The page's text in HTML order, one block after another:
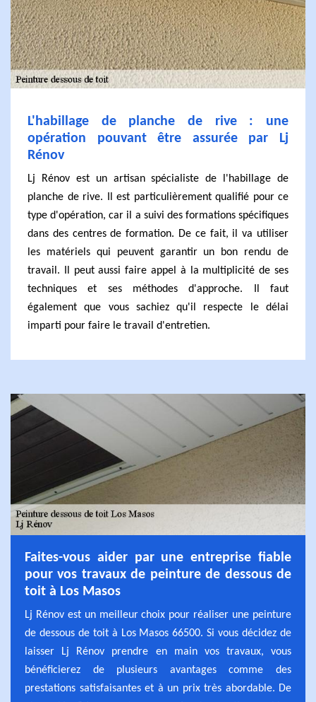
L'habillage de planche de rive : une
opération pouvant être assurée par Lj
Rénov
Lj Rénov est un artisan spécialiste de l'habillage de
planche de rive. Il est particulièrement qualifié pour ce
type d'opération, car il a suivi des formations spécifiques
dans des centres de formation. De ce fait, il va utiliser
les matériels qui peuvent garantir un bon rendu de
travail. Il peut aussi faire appel à la multiplicité de ses
techniques et ses méthodes d'approche. Il faut
également que vous sachiez qu'il respecte le délai
imparti pour faire le travail d'entretien.
Faites-vous aider par une entreprise fiable
pour vos travaux de peinture de dessous de
toit à Los Masos
Lj Rénov est un meilleur choix pour réaliser une peinture
de dessous de toit à Los Masos 66500. Si vous décidez de
laisser Lj Rénov prendre en main vos travaux, vous
bénéficierez de plusieurs avantages comme des
prestations satisfaisantes et à un prix très abordable. De